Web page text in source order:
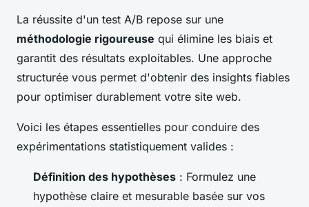
La réussite d'un test A/B repose sur une
méthodologie rigoureuse qui élimine les biais et
garantit des résultats exploitables. Une approche
structurée vous permet d'obtenir des insights fiables
pour optimiser durablement votre site web.
Voici les étapes essentielles pour conduire des
expérimentations statistiquement valides :
Définition des hypothèses : Formulez une
hypothèse claire et mesurable basée sur vos